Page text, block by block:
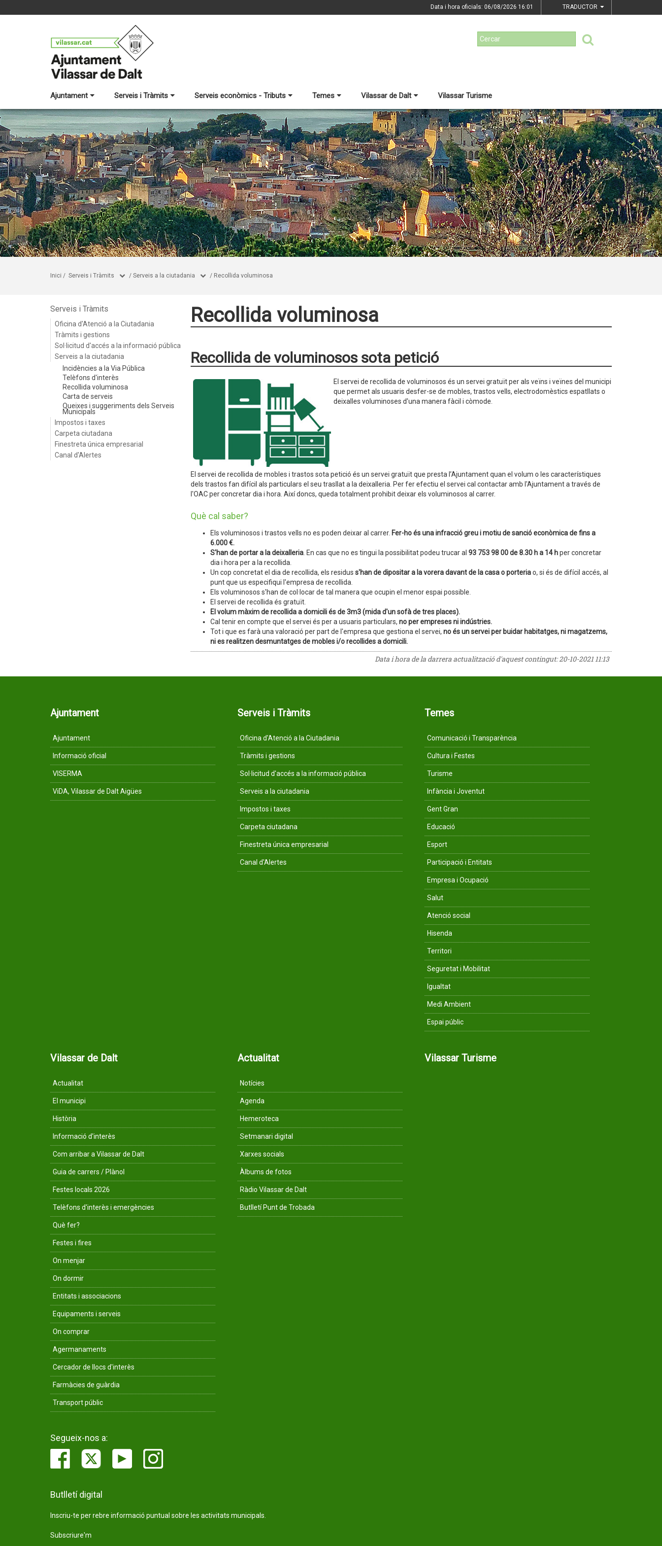
Data i hora oficials: 06/08/2026 16:01 TRADUCTOR
Ajuntament Serveis i Tràmits Serveis econòmics - Tributs Temes Vilassar de Dalt Vilassar Turisme
Inici / Serveis i Tràmits / Serveis a la ciutadania / Recollida voluminosa
Serveis i Tràmits
Oficina d'Atenció a la Ciutadania
Tràmits i gestions
Sol·licitud d'accés a la informació pública
Serveis a la ciutadania
Incidències a la Via Pública
Telèfons d'interès
Recollida voluminosa
Carta de serveis
Queixes i suggeriments dels Serveis
Municipals
Impostos i taxes
Carpeta ciutadana
Finestreta única empresarial
Canal d'Alertes
Recollida voluminosa
Recollida de voluminosos sota petició
El servei de recollida de voluminosos és un servei gratuït per als veïns i veïnes del municipi
que permet als usuaris desfer-se de mobles, trastos vells, electrodomèstics espatllats o
deixalles voluminoses d'una manera fàcil i còmode.
El servei de recollida de mobles i trastos sota petició és un servei gratuït que presta l’Ajuntament quan el volum o les característiques
dels trastos fan difícil als particulars el seu trasllat a la deixalleria. Per fer efectiu el servei cal contactar amb l'Ajuntament a través de
l'OAC per concretar dia i hora. Així doncs, queda totalment prohibit deixar els voluminosos al carrer.
Què cal saber?
Els voluminosos i trastos vells no es poden deixar al carrer. Fer-ho és una infracció greu i motiu de sanció econòmica de fins a
6.000 €.
S'han de portar a la deixalleria . En cas que no es tingui la possibilitat podeu trucar al 93 753 98 00 de 8.30 h a 14 hper concretar
dia i hora per a la recollida.
Un cop concretat el dia de recollida, els residus s'han de dipositar a la vorera davant de la casa o porteriao, si és de difícil accés, al
punt que us especifiqui l'empresa de recollida.
Els voluminosos s'han de col·locar de tal manera que ocupin el menor espai possible.
El servei de recollida és gratuït.
El volum màxim de recollida a domicili és de 3m3(mida d'un sofà de tres places).
Cal tenir en compte que el servei és per a usuaris particulars, no per empreses ni indústries.
Tot i que es farà una valoració per part de l'empresa que gestiona el servei, no és un servei per buidar habitatges, ni magatzems,
ni es realitzen desmuntatges de mobles i/o recollides a domicili.
Data i hora de la darrera actualització d'aquest contingut:20-10-2021 11:13
Ajuntament
Ajuntament
Informació oficial
VISERMA
ViDA, Vilassar de Dalt Aigües
Serveis i Tràmits
Oficina d'Atenció a la Ciutadania
Tràmits i gestions
Sol·licitud d'accés a la informació pública
Serveis a la ciutadania
Impostos i taxes
Carpeta ciutadana
Finestreta única empresarial
Canal d'Alertes
Temes
Comunicació i Transparència
Cultura i Festes
Turisme
Infància i Joventut
Gent Gran
Educació
Esport
Participació i Entitats
Empresa i Ocupació
Salut
Atenció social
Hisenda
Territori
Seguretat i Mobilitat
Igualtat
Medi Ambient
Espai públic
Vilassar de Dalt
Actualitat
El municipi
Història
Informació d'interès
Com arribar a Vilassar de Dalt
Guia de carrers / Plànol
Festes locals 2026
Telèfons d'interès i emergències
Què fer?
Festes i fires
On menjar
On dormir
Entitats i associacions
Equipaments i serveis
On comprar
Agermanaments
Cercador de llocs d'interès
Farmàcies de guàrdia
Transport públic
Actualitat
Notícies
Agenda
Hemeroteca
Setmanari digital
Xarxes socials
Àlbums de fotos
Ràdio Vilassar de Dalt
Butlletí Punt de Trobada
Vilassar Turisme
Segueix-nos a:
Butlletí digital
Inscriu-te per rebre informació puntual sobre les activitats municipals.
Subscriure'm